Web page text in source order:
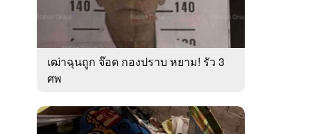
เฒ่าฉุนถูก จ๊อด กองปราบ หยาม! รัว 3
ศพ